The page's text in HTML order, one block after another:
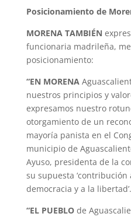
Posicionamiento de
MORENA TAMBIÉN
funcionaria madrileña,
posicionamiento:
“EN MORENA
nuestros principios y
expresamos nuestro
otorgamiento de un
mayoría panista en el
municipio de
Ayuso, presidenta de la
su supuesta
democracia y a la libertad’.
“EL PUEBLO de